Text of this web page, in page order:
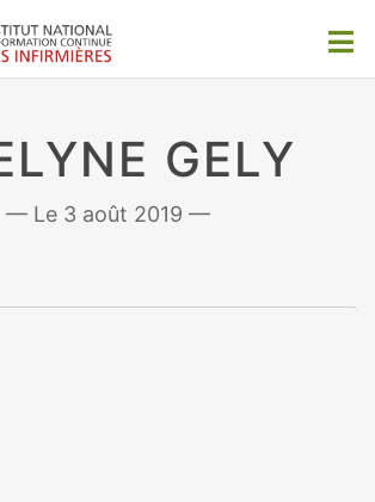
GELY
3 août 2019